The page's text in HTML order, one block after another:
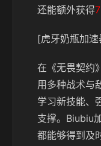
还能额外获得
[虎牙奶瓶加速
在《无畏契约
用多种战术与
学习新技能、
支撑。Biubiu
都能够得到及